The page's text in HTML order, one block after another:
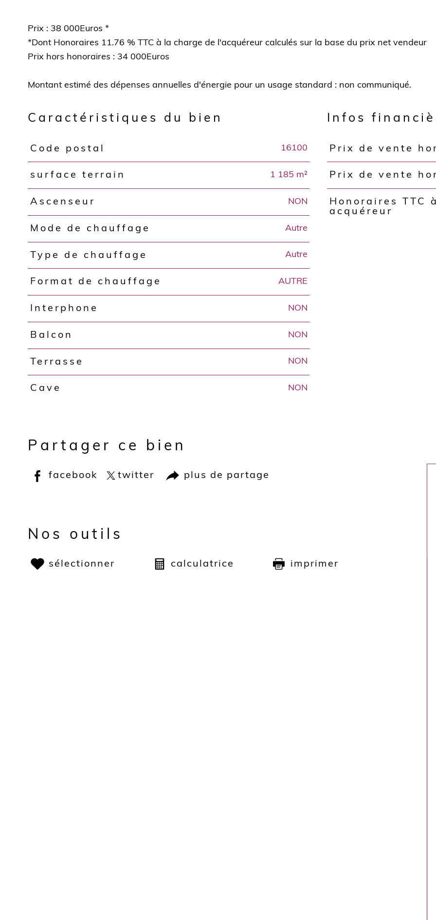
Prix : 38 000Euros *
*Dont Honoraires 11.76 % TTC à la charge de l'acquéreur calculés sur la base du prix net vendeur
Prix hors honoraires : 34 000Euros
Caractéristiques du bien
Caractéristiques Valeurs
Code postal 16100
surface terrain 1 185 m²
Ascenseur NON
Mode de chauffage Autre
Type de chauffage Autre
Format de chauffage AUTRE
Interphone NON
Balcon NON
Terrasse NON
Cave NON
Infos
Caractéristiques Valeurs
Prix de vente
Prix de vente
Honoraires TTC
acquéreur
Partager ce bien
facebook twitter plus de partage
Nos outils
sélectionner calculatrice imprimer